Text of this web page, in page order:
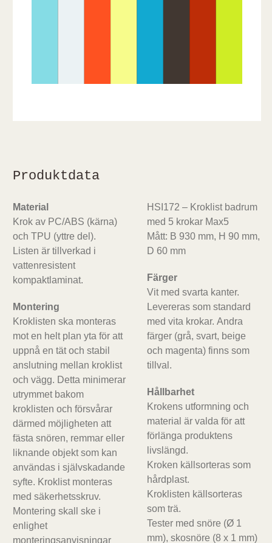
Produktdata
Material
Krok av PC/ABS (kärna)
och TPU (yttre del).
Listen är tillverkad i
vattenresistent
kompaktlaminat.
Montering
Kroklisten ska monteras
mot en helt plan yta för att
uppnå en tät och stabil
anslutning mellan kroklist
och vägg. Detta minimerar
utrymmet bakom
kroklisten och försvårar
därmed möjligheten att
fästa snören, remmar eller
liknande objekt som kan
användas i självskadande
syfte. Kroklist monteras
med säkerhetsskruv.
Montering skall ske i
enlighet
monteringsanvisningar
HSI172 – Kroklist badrum
med 5 krokar Max5
Mått: B 930 mm, H 90 mm,
D 60 mm
Färger
Vit med svarta kanter.
Levereras som standard
med vita krokar. Andra
färger (grå, svart, beige
och magenta) finns som
tillval.
Hållbarhet
Krokens utformning och
material är valda för att
förlänga produktens
livslängd.
Kroken källsorteras som
hårdplast.
Kroklisten källsorteras
som trä.
Tester med snöre (Ø 1
mm), skosnöre (8 x 1 mm)